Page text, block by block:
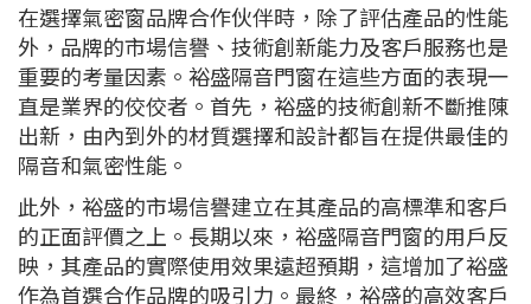
在選擇氣密窗品牌合作伙伴時，除了評估產品的性能
外，品牌的市場信譽、技術創新能力及客戶服務也是
重要的考量因素。裕盛隔音門窗在這些方面的表現一
直是業界的佼佼者。首先，裕盛的技術創新不斷推陳
出新，由內到外的材質選擇和設計都旨在提供最佳的
隔音和氣密性能。
此外，裕盛的市場信譽建立在其產品的高標準和客戶
的正面評價之上。長期以來，裕盛隔音門窗的用戶反
映，其產品的實際使用效果遠超預期，這增加了裕盛
作為首選合作品牌的吸引力。最終，裕盛的高效客戶